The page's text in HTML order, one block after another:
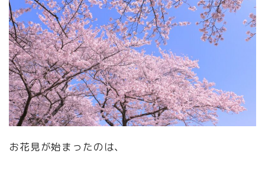
お花見が始まったのは、